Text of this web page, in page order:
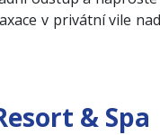
v privátní vile
& Spa